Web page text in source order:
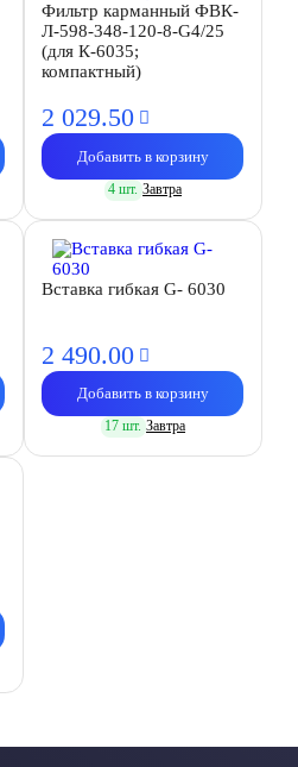
Фильтр карманный ФВК-
Л-598-348-120-8-G4/25
(для К-6035;
компактный)
2 029.50
Добавить в корзину
4 шт. Завтра
Вставка гибкая G- 6030
2 490.00
Добавить в корзину
17 шт. Завтра